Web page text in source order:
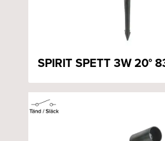
SPIRIT SPETT 3W 20°